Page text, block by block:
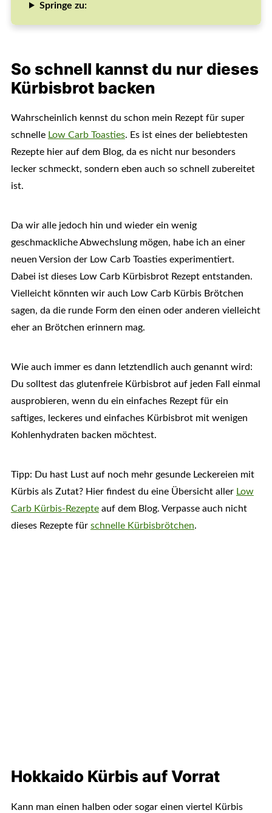
Springe zu:
So schnell kannst du nur dieses
Kürbisbrot backen
Wahrscheinlich kennst du schon mein Rezept für super
schnelle Low Carb Toasties. Es ist eines der beliebtesten
Rezepte hier auf dem Blog, da es nicht nur besonders
lecker schmeckt, sondern eben auch so schnell zubereitet
ist.
Da wir alle jedoch hin und wieder ein wenig
geschmackliche Abwechslung mögen, habe ich an einer
neuen Version der Low Carb Toasties experimentiert.
Dabei ist dieses Low Carb Kürbisbrot Rezept entstanden.
Vielleicht könnten wir auch Low Carb Kürbis Brötchen
sagen, da die runde Form den einen oder anderen vielleicht
eher an Brötchen erinnern mag.
Wie auch immer es dann letztendlich auch genannt wird:
Du solltest das glutenfreie Kürbisbrot auf jeden Fall einmal
ausprobieren, wenn du ein einfaches Rezept für ein
saftiges, leckeres und einfaches Kürbisbrot mit wenigen
Kohlenhydraten backen möchtest.
Tipp: Du hast Lust auf noch mehr gesunde Leckereien mit
Kürbis als Zutat? Hier findest du eine Übersicht aller Low
Carb Kürbis-Rezepteauf dem Blog. Verpasse auch nicht
dieses Rezepte für schnelle Kürbisbrötchen.
Hokkaido Kürbis auf Vorrat
Kann man einen halben oder sogar einen viertel Kürbis